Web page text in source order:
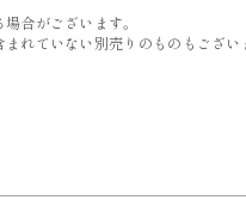
合がございます。
れていない別売りのものもござい